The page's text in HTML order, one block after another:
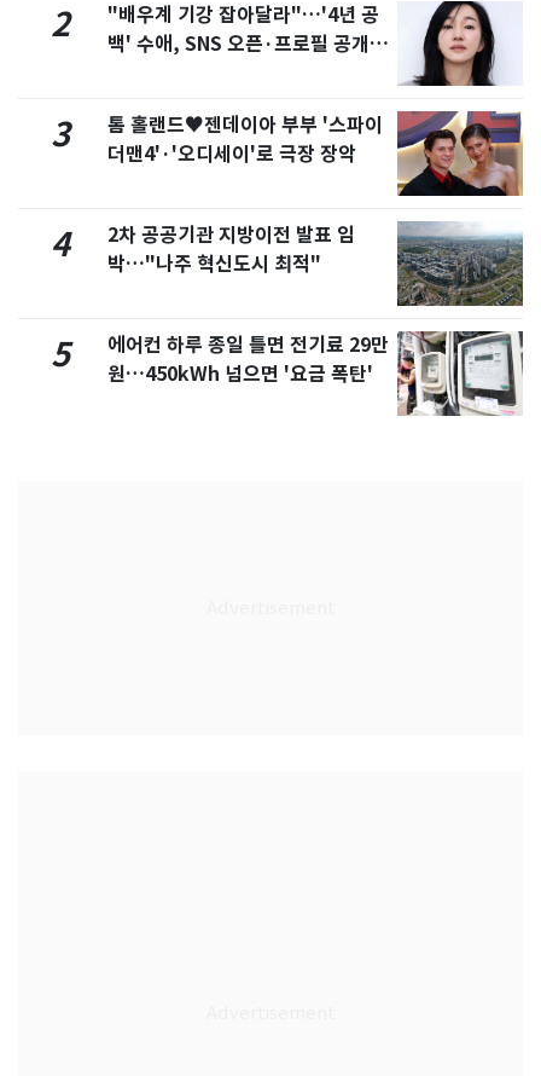
2
"배우계 기강 잡아달라"…'4년 공
백' 수애, SNS 오픈·프로필 공개
3
톰 홀랜드♥젠데이아 부부 '스파이
더맨4'·'오디세이'로 극장 장악
4
2차 공공기관 지방이전 발표 임
박…"나주 혁신도시 최적"
5
에어컨 하루 종일 틀면 전기료 29만
원…450kWh 넘으면 '요금 폭탄'